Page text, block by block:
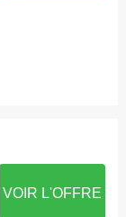
VOIR L'OFFRE